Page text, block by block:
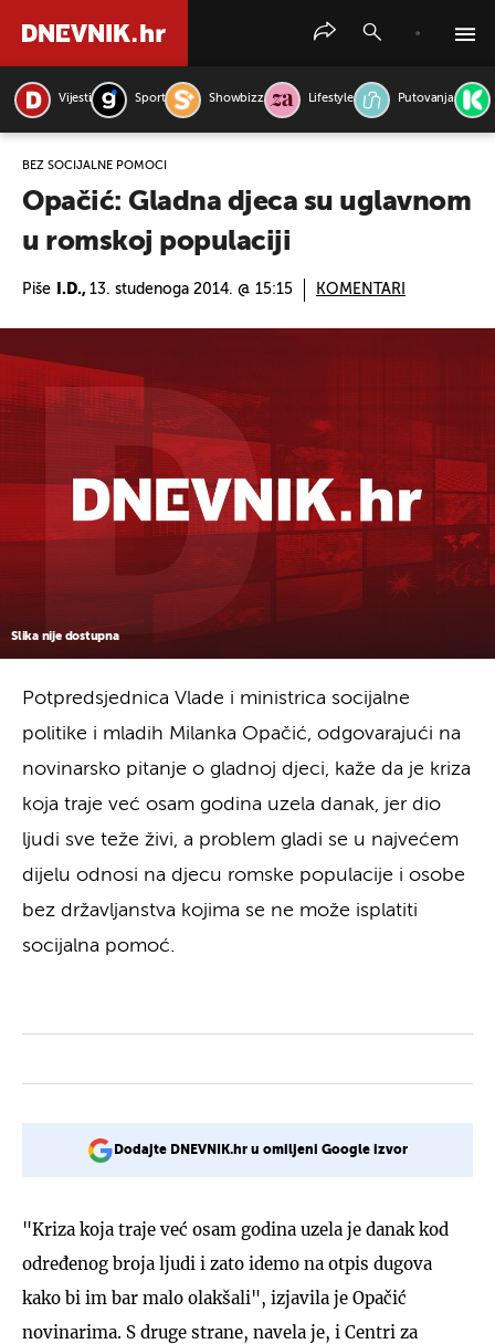
Vijesti Sport Showbizz Lifestyle Putovanja
BEZ SOCIJALNE POMOĆI
Opačić: Gladna djeca su uglavnom
u romskoj populaciji
Piše I.D., 13. studenoga 2014. @ 15:15 KOMENTARI
Slika nije dostupna
Potpredsjednica Vlade i ministrica socijalne
politike i mladih Milanka Opačić, odgovarajući na
novinarsko pitanje o gladnoj djeci, kaže da je kriza
koja traje već osam godina uzela danak, jer dio
ljudi sve teže živi, a problem gladi se u najvećem
dijelu odnosi na djecu romske populacije i osobe
bez državljanstva kojima se ne može isplatiti
socijalna pomoć.
Dodajte DNEVNIK.hr u omiljeni Google izvor
"Kriza koja traje već osam godina uzela je danak kod
određenog broja ljudi i zato idemo na otpis dugova
kako bi im bar malo olakšali", izjavila je Opačić
novinarima. S druge strane, navela je, i Centri za
PRETRAŽITE VIJESTI